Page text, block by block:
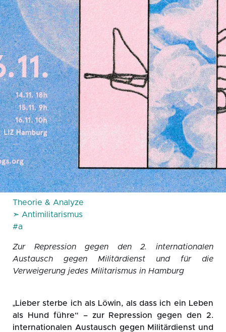
Theorie & Analyze
➣ Antimilitarismus
#a
Zur Repression gegen den 2. internationalen
Austausch gegen Militärdienst und für die
Verweigerung jedes Militarismus in Hamburg
„Lieber sterbe ich als Löwin, als dass ich ein Leben
als Hund führe“ – zur Repression gegen den 2.
internationalen Austausch gegen Militärdienst und